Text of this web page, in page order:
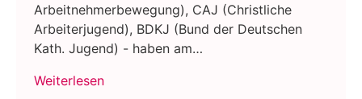
Arbeitnehmerbewegung), CAJ (Christliche
Arbeiterjugend), BDKJ (Bund der Deutschen
Kath. Jugend) - haben am…
Weiterlesen